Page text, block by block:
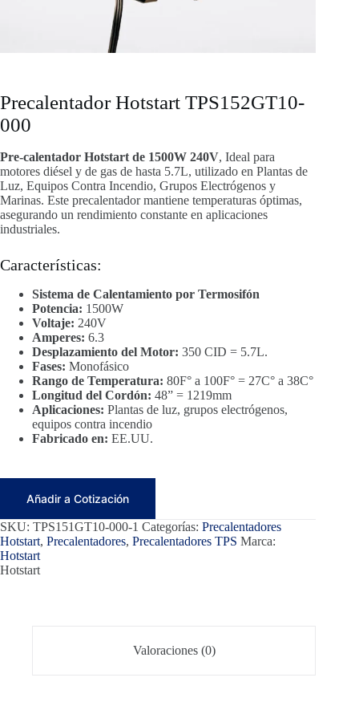
Precalentador Hotstart TPS152GT10-
000
Pre-calentador Hotstart de 1500W 240V, Ideal para
motores diésel y de gas de hasta 5.7L, utilizado en Plantas de
Luz, Equipos Contra Incendio, Grupos Electrógenos y
Marinas. Este precalentador mantiene temperaturas óptimas,
asegurando un rendimiento constante en aplicaciones
industriales.
Características:
Sistema de Calentamiento por Termosifón
Potencia: 1500W
Voltaje: 240V
Amperes: 6.3
Desplazamiento del Motor: 350 CID = 5.7L.
Fases: Monofásico
Rango de Temperatura: 80F° a 100F° = 27C° a 38C°
Longitud del Cordón: 48” = 1219mm
Aplicaciones: Plantas de luz, grupos electrógenos,
equipos contra incendio
Fabricado en: EE.UU.
Añadir a Cotización
SKU: TPS151GT10-000-1 Categorías: Precalentadores
Hotstart, Precalentadores, Precalentadores TPS Marca:
Hotstart
Hotstart
Valoraciones (0)